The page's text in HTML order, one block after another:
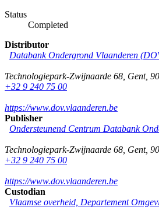
Status
Completed
Distributor
Databank Ondergrond Vlaanderen
Technologiepark-Zwijnaarde 68 Gent,
+32 9 240 75 00
https://www.dov.vlaanderen.be
Publisher
Ondersteunend Centrum Databank
Technologiepark-Zwijnaarde 68 Gent,
+32 9 240 75 00
https://www.dov.vlaanderen.be
Custodian
Vlaamse overheid, Departement